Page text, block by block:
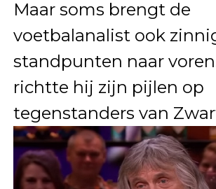
Maar soms brengt de
voetbalanalist ook
standpunten naar
richtte hij zijn pijlen op
tegenstanders van